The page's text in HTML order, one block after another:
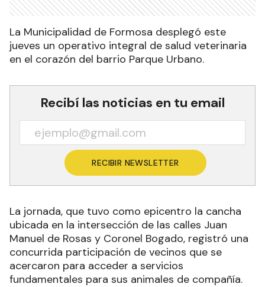
La Municipalidad de Formosa desplegó este
jueves un operativo integral de salud veterinaria
en el corazón del barrio Parque Urbano.
Recibí las noticias en tu email
RECIBIR NEWSLETTER
La jornada, que tuvo como epicentro la cancha
ubicada en la intersección de las calles Juan
Manuel de Rosas y Coronel Bogado, registró una
concurrida participación de vecinos que se
acercaron para acceder a servicios
fundamentales para sus animales de compañía.